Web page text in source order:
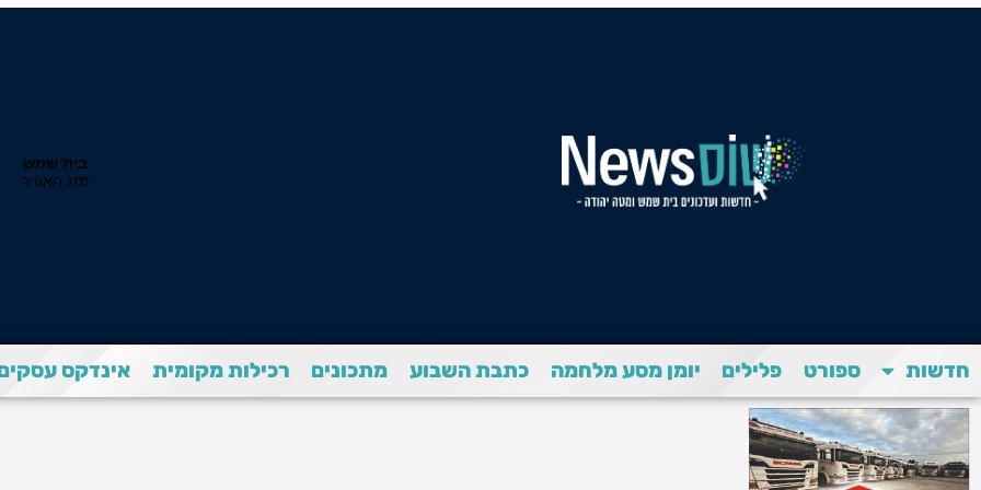
חדשות ספורט פלילים יומן מסע מלחמה כתבת השבוע מתכונים רכילות מקומית אינדקס